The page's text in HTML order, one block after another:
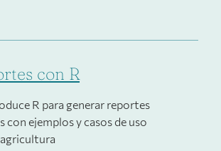
con R
R para generar reportes
con ejemplos y casos de uso